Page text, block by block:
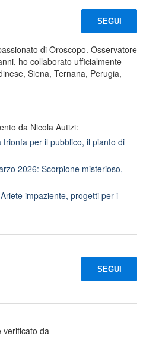
SEGUI
di Oroscopo. Osservatore
ho collaborato ufficialmente
Siena, Ternana, Perugia,
da Nicola Autizi:
per il pubblico, il pianto di
2026: Scorpione misterioso,
impaziente, progetti per i
SEGUI
verificato da